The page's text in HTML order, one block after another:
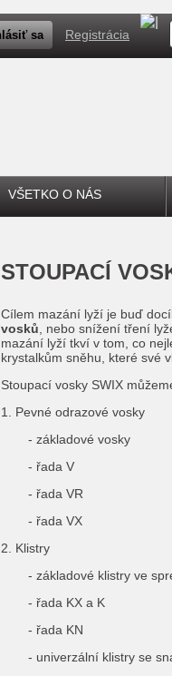
Registrácia
VŠETKO O NÁS
STOUPACÍ
Cílem mazání lyží je buď
vosků , nebo snížení tření
mazání lyží tkví v tom, co
krystalkům sněhu, které své
Stoupací vosky SWIX
1. Pevné odrazové vosky
- základové vosky
- řada V
- řada VR
- řada VX
2. Klistry
- základové klistry ve
- řada KX a K
- řada KN
- univerzální klistry se